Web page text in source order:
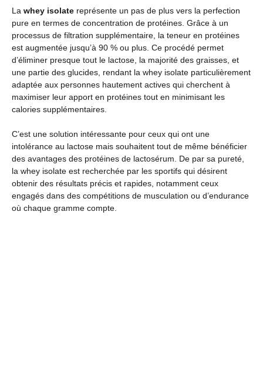
La whey isolate représente un pas de plus vers la perfection
pure en termes de concentration de protéines. Grâce à un
processus de filtration supplémentaire, la teneur en protéines
est augmentée jusqu’à 90 % ou plus. Ce procédé permet
d’éliminer presque tout le lactose, la majorité des graisses, et
une partie des glucides, rendant la whey isolate particulièrement
adaptée aux personnes hautement actives qui cherchent à
maximiser leur apport en protéines tout en minimisant les
calories supplémentaires.
C’est une solution intéressante pour ceux qui ont une
intolérance au lactose mais souhaitent tout de même bénéficier
des avantages des protéines de lactosérum. De par sa pureté,
la whey isolate est recherchée par les sportifs qui désirent
obtenir des résultats précis et rapides, notamment ceux
engagés dans des compétitions de musculation ou d’endurance
où chaque gramme compte.